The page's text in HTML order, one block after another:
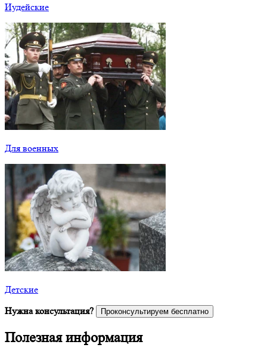
Иудейские
Для военных
Детские
Нужна консультация?
Проконсультируем бесплатно
Полезная информация